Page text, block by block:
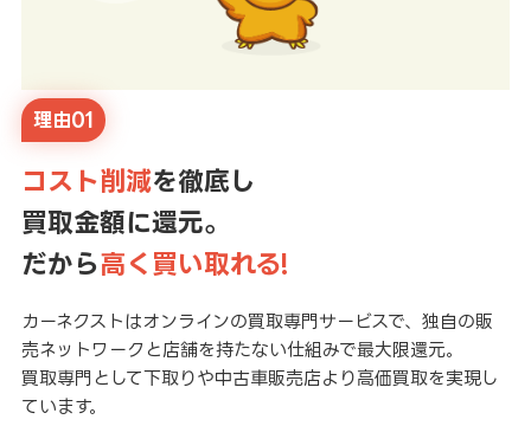
理由01
コスト削減を徹底し
買取金額に還元。
だから高く買い取れる!
カーネクストはオンラインの買取専門サービスで、独自の販
売ネットワークと店舗を持たない仕組みで最大限還元。
買取専門として下取りや中古車販売店より高価買取を実現し
ています。